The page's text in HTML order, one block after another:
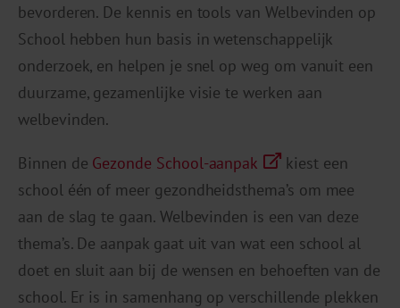
bevorderen. De kennis en tools van Welbevinden op
School hebben hun basis in wetenschappelijk
onderzoek, en helpen je snel op weg om vanuit een
duurzame, gezamenlijke visie te werken aan
welbevinden.
Binnen de Gezonde School-aanpak
kiest een
school één of meer gezondheidsthema’s om mee
aan de slag te gaan. Welbevinden is een van deze
thema’s. De aanpak gaat uit van wat een school al
doet en sluit aan bij de wensen en behoeften van de
school. Er is in samenhang op verschillende plekken